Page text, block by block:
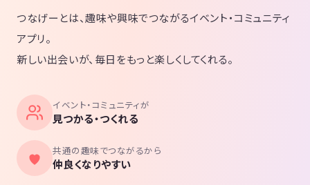
つなげーとは、趣味や興味でつながるイベント・コミュニティ
アプリ。
新しい出会いが、毎日をもっと楽しくしてくれる。
イベント・コミュニティが
見つかる・つくれる
共通の趣味でつながるから
仲良くなりやすい